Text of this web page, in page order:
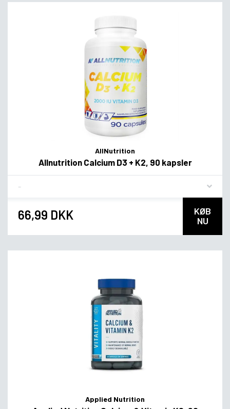
AllNutrition
Allnutrition Calcium D3 + K2, 90 kapsler
66,99 DKK
KØB
NU
Applied Nutrition